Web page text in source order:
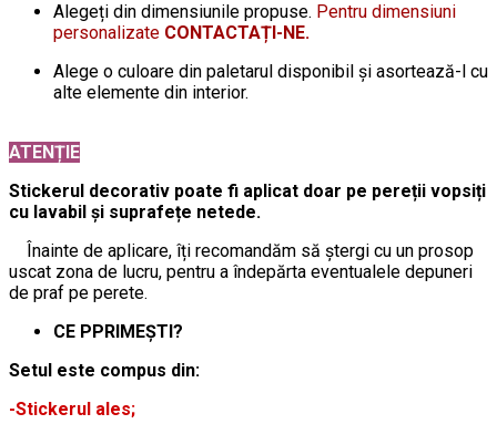
Alegeți din dimensiunile propuse. Pentru dimensiuni
personalizate CONTACTAȚI-NE.
Alege o culoare din paletarul disponibil și asortează-l cu
alte elemente din interior.
ATENȚIE
Stickerul decorativ poate fi aplicat doar pe pereții vopsiți
cu lavabil și suprafețe netede.
Înainte de aplicare, îți recomandăm să ștergi cu un prosop
uscat zona de lucru, pentru a îndepărta eventualele depuneri
de praf pe perete.
CE PPRIMEȘTI?
Setul este compus din:
-Stickerul ales;